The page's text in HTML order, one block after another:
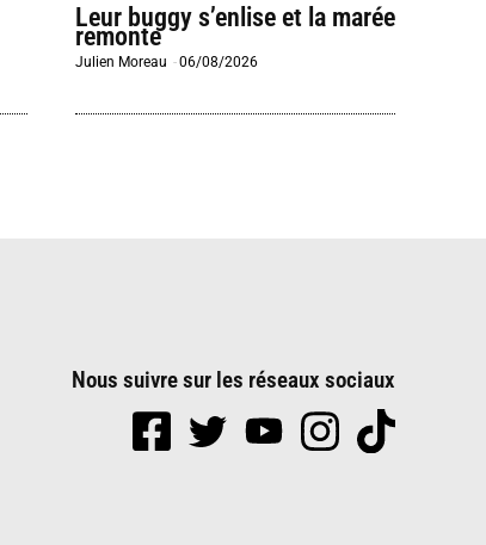
Leur buggy s’enlise et la marée
remonte
Julien Moreau -06/08/2026
Nous suivre sur les réseaux sociaux